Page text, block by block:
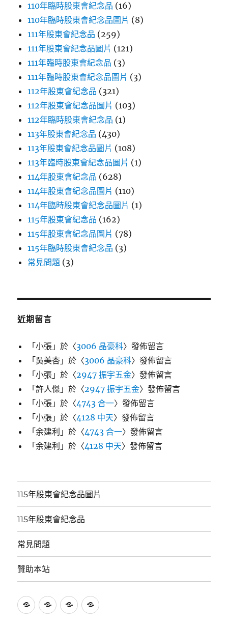
110年臨時股東會紀念品 (16)
110年臨時股東會紀念品圖片 (8)
111年股東會紀念品 (259)
111年股東會紀念品圖片 (121)
111年臨時股東會紀念品 (3)
111年臨時股東會紀念品圖片 (3)
112年股東會紀念品 (321)
112年股東會紀念品圖片 (103)
112年臨時股東會紀念品 (1)
113年股東會紀念品 (430)
113年股東會紀念品圖片 (108)
113年臨時股東會紀念品圖片 (1)
114年股東會紀念品 (628)
114年股東會紀念品圖片 (110)
114年臨時股東會紀念品圖片 (1)
115年股東會紀念品 (162)
115年股東會紀念品圖片 (78)
115年臨時股東會紀念品 (3)
常見問題 (3)
近期留言
「小張 」於〈3006 晶豪科〉發佈留言
「吳美杏 」於〈3006 晶豪科〉發佈留言
「小張 」於〈2947 振宇五金〉發佈留言
「許人傑 」於〈2947 振宇五金〉發佈留言
「小張 」於〈4743 合一〉發佈留言
「小張 」於〈4128 中天〉發佈留言
「余建利 」於〈4743 合一〉發佈留言
「余建利 」於〈4128 中天〉發佈留言
115年股東會紀念品圖片
115年股東會紀念品
常見問題
贊助本站
115
115
常
贊